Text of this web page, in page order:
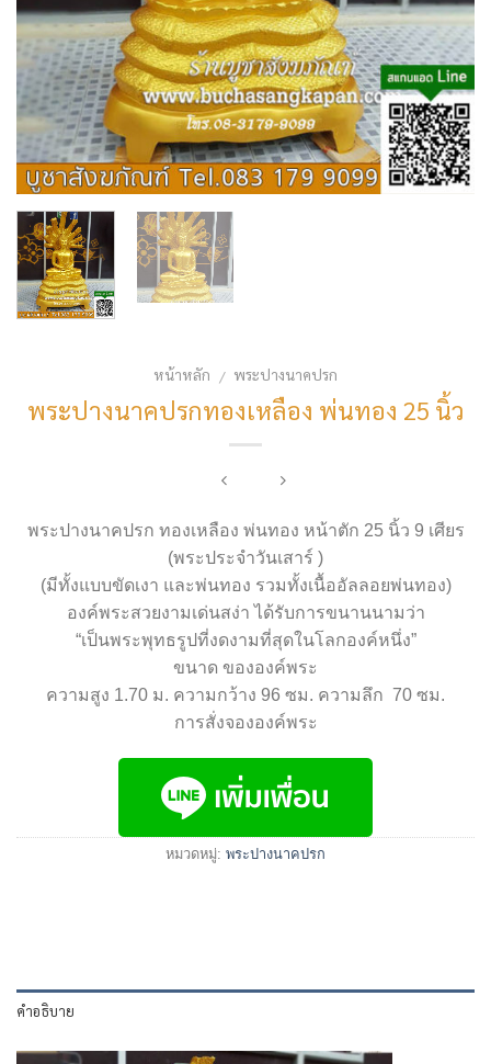
หน้าหลัก / พระปางนาคปรก
พระปางนาคปรกทองเหลือง พ่นทอง 25 นิ้ว
พระปางนาคปรก ทองเหลือง พ่นทอง หน้าตัก 25 นิ้ว 9 เศียร
(พระประจำวันเสาร์ )
(มีทั้งแบบขัดเงา และพ่นทอง รวมทั้งเนื้ออัลลอยพ่นทอง)
องค์พระสวยงามเด่นสง่า ได้รับการขนานนามว่า
“เป็นพระพุทธรูปที่งดงามที่สุดในโลกองค์หนึ่ง”
ขนาด ขององค์พระ
ความสูง 1.70 ม. ความกว้าง 96 ซม. ความลึก 70 ซม.
การสั่งจององค์พระ
หมวดหมู่: พระปางนาคปรก
คำอธิบาย